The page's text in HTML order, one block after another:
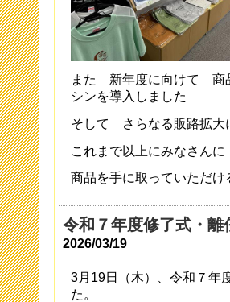
運動会実施案
2020年10月18日
運動会延期の
2020年10月16日
第32回公開
2020年7月20日
令和2年度 卒
2020年6月25日
また 新年度に向けて 商
シンを導入しました
そして さらなる販路拡大
これまで以上にみなさん
商品を手に取っていただ
令和７年度修了式・離
2026/03/19
3月19日（木）、令和７年
た。